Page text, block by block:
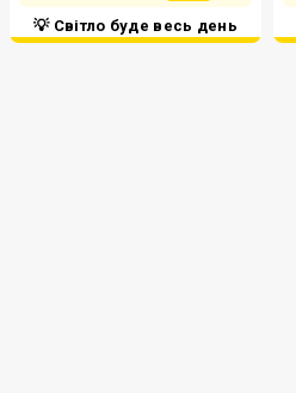
💡 Світло буде весь день